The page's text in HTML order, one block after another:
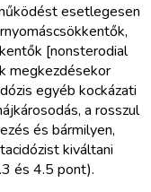
esetlegesen
[nonsterodial
megkezdésekor
egyéb kockázati
a rosszul
és bármilyen,
kiváltani
és 4.5 pont).